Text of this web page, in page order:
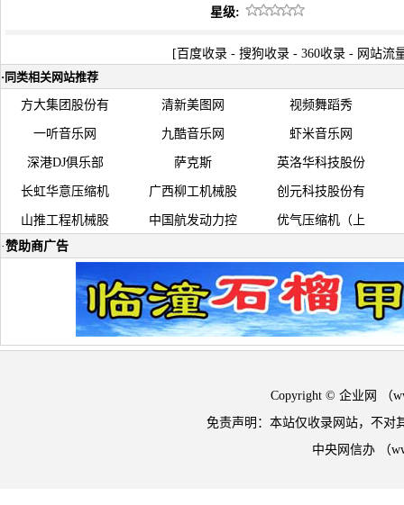
星级:
[ 百度收录 - 搜狗收录 - 360收录 - 网站流
· 同类相关网站推荐
方大集团股份有 清新美图网 视频舞蹈秀
一听音乐网 九酷音乐网 虾米音乐网
深港DJ俱乐部 萨克斯 英洛华科技股份
长虹华意压缩机 广西柳工机械股 创元科技股份有
山推工程机械股 中国航发动力控
优气压缩机（上
·赞助商广告
Copyright © 企业网 （
免责声明：本站仅收录网站，不对
中央网信办 （